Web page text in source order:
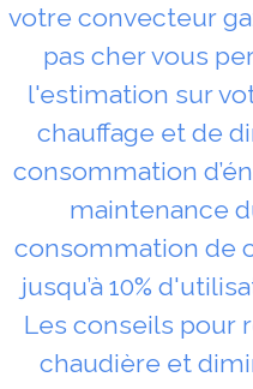
votre convecteur
pas cher vous
l'estimation sur
chauffage et de
consommation
maintenance
consommation de
jusqu’à 10%
Les conseils pour
chaudière et